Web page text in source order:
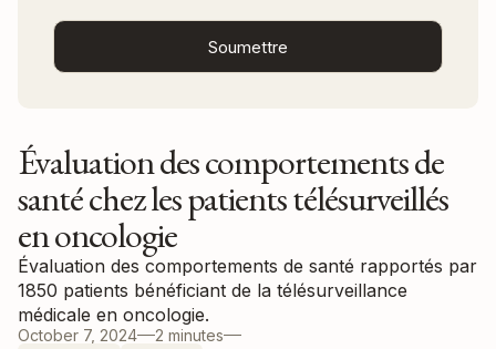
Évaluation des comportements de
santé chez les patients télésurveillés
en oncologie
Évaluation des comportements de santé rapportés par
1850 patients bénéficiant de la télésurveillance
médicale en oncologie.
October 7, 2024
2 minutes